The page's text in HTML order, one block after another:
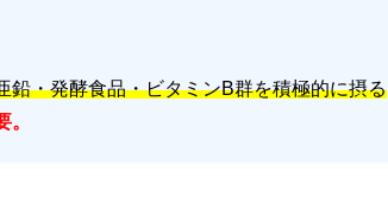
鉛・発酵食品・ビタミンB群を積極的に摂る